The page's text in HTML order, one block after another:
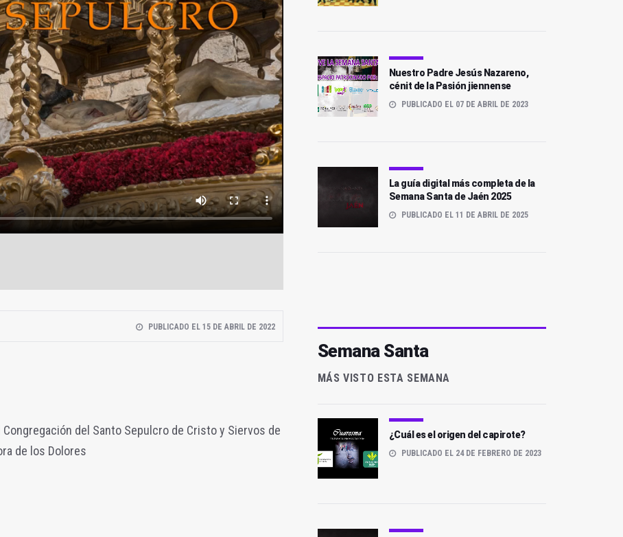
PUBLICADO EL 15 DE ABRIL DE 2022
Congregación del Santo Sepulcro de Cristo y Siervos de
de los Dolores
Nuestro Padre Jesús Nazareno,
cénit de la Pasión jiennense
PUBLICADO EL 07 DE ABRIL DE 2023
La guía digital más completa de la
Semana Santa de Jaén 2025
PUBLICADO EL 11 DE ABRIL DE 2025
Semana Santa
MÁS VISTO ESTA SEMANA
¿Cuál es el origen del capirote?
PUBLICADO EL 24 DE FEBRERO DE 2023